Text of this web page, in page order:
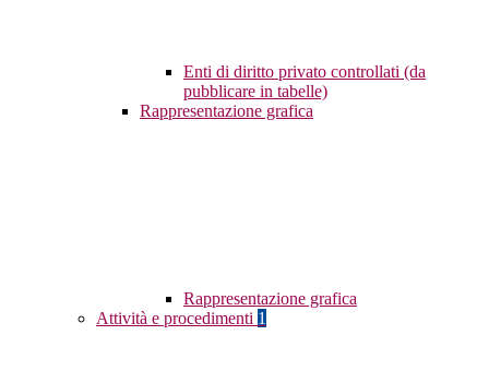
Enti di diritto privato controllati (da
pubblicare in tabelle)
Rappresentazione grafica
Rappresentazione grafica
Attività e procedimenti 1